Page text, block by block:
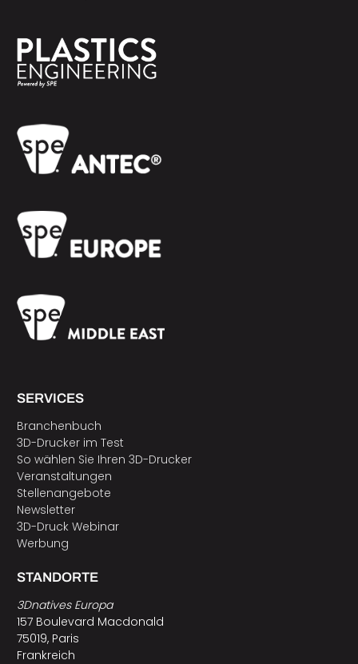
SERVICES
Branchenbuch
3D-Drucker im Test
So wählen Sie Ihren 3D-Drucker
Veranstaltungen
Stellenangebote
Newsletter
3D-Druck Webinar
Werbung
STANDORTE
3Dnatives Europa
157 Boulevard Macdonald
75019, Paris
Frankreich